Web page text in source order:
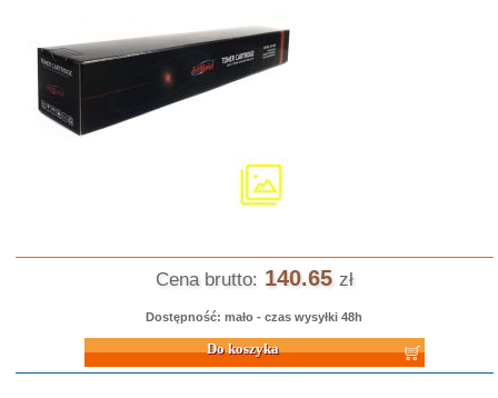
Cena brutto: 140.65 zł
Dostępność: mało - czas wysyłki 48h
Do koszyka